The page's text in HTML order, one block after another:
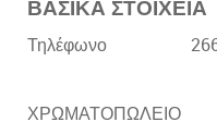
ΒΑΣΙΚΑ ΣΤΟΙΧΕΙΑ
Τηλέφωνο
ΧΡΩΜΑΤΟΠΩΛΕΙΟ